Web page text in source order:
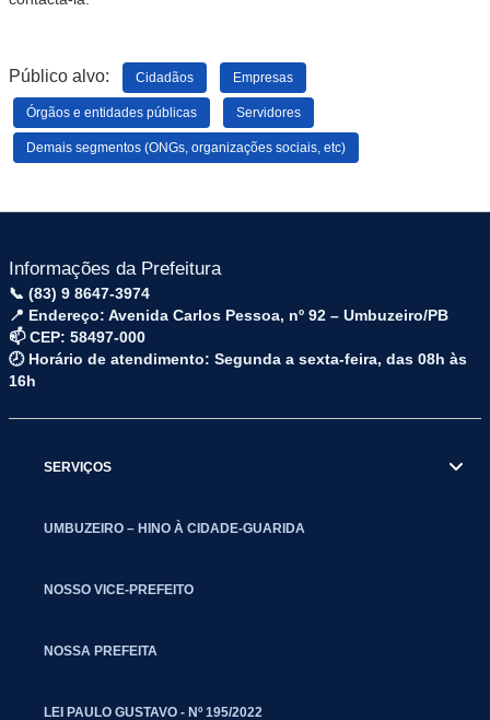
Público alvo: Cidadãos Empresas
Órgãos e entidades públicas Servidores
Demais segmentos (ONGs, organizações sociais, etc)
Informações da Prefeitura
📞 (83) 9 8647-3974
📍 Endereço: Avenida Carlos Pessoa, nº 92 – Umbuzeiro/PB
📫 CEP: 58497-000
🕗 Horário de atendimento: Segunda a sexta-feira, das 08h às
16h
SERVIÇOS
UMBUZEIRO – HINO À CIDADE-GUARIDA
NOSSO VICE-PREFEITO
NOSSA PREFEITA
LEI PAULO GUSTAVO - Nº 195/2022